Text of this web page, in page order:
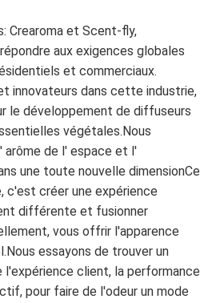
Crearoma et Scent-fly,
aux exigences globales
et commerciaux.
innovateurs dans cette industrie,
le développement de diffuseurs
végétales.Nous
arôme de l' espace et l'
une toute nouvelle dimensionCe
c'est créer une expérience
différente et fusionner
vous offrir l'apparence
essayons de trouver un
client, la performance
pour faire de l'odeur un mode